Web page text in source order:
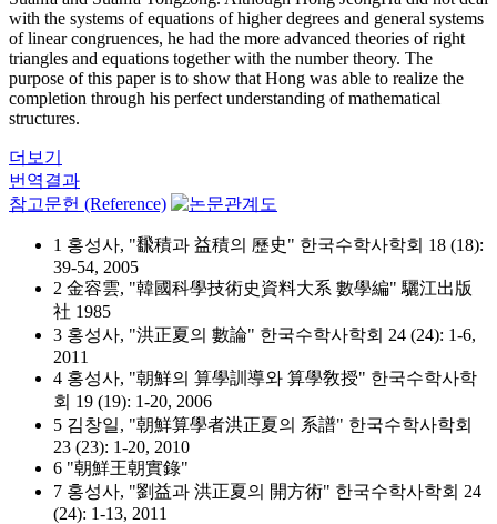
with the systems of equations of higher degrees and general systems
of linear congruences, he had the more advanced theories of right
triangles and equations together with the number theory. The
purpose of this paper is to show that Hong was able to realize the
completion through his perfect understanding of mathematical
structures.
더보기
번역결과
참고문헌 (Reference)
1 홍성사, "飜積과 益積의 歷史" 한국수학사학회 18 (18):
39-54, 2005
2 金容雲, "韓國科學技術史資料大系 數學編" 驪江出版
社 1985
3 홍성사, "洪正夏의 數論" 한국수학사학회 24 (24): 1-6,
2011
4 홍성사, "朝鮮의 算學訓導와 算學敎授" 한국수학사학
회 19 (19): 1-20, 2006
5 김창일, "朝鮮算學者洪正夏의 系譜" 한국수학사학회
23 (23): 1-20, 2010
6 "朝鮮王朝實錄"
7 홍성사, "劉益과 洪正夏의 開方術" 한국수학사학회 24
(24): 1-13, 2011